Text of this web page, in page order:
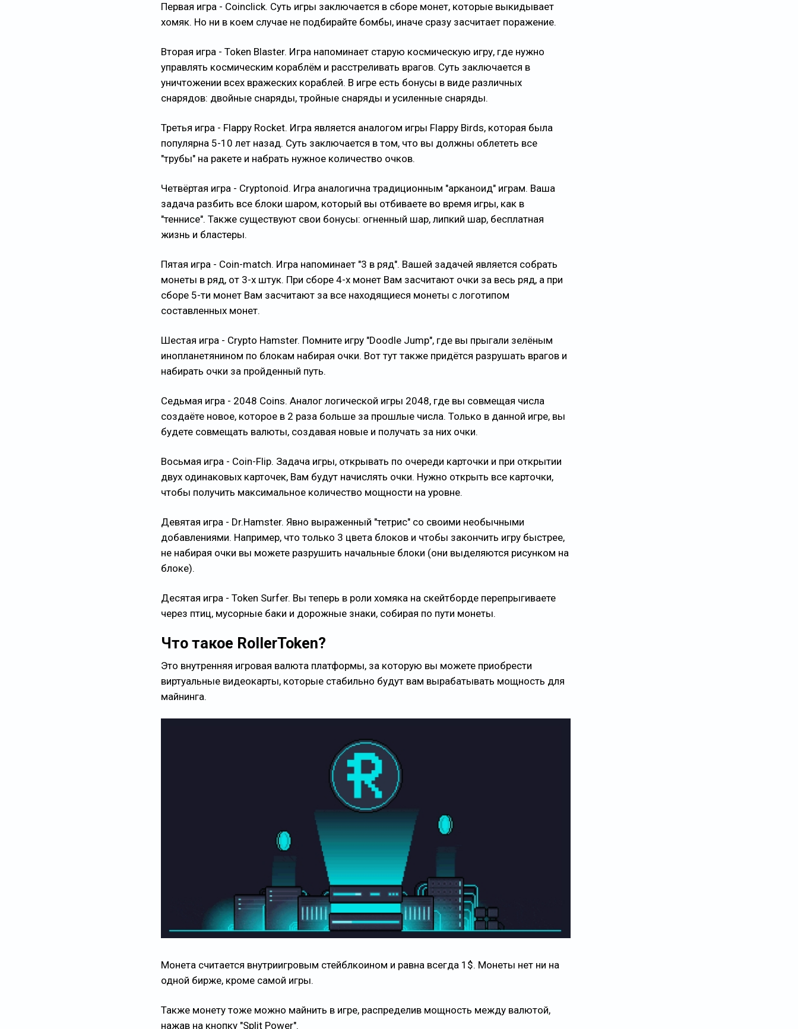
Первая игра - Coinclick. Суть игры заключается в сборе монет, которые выкидывает
хомяк. Но ни в коем случае не подбирайте бомбы, иначе сразу засчитает поражение.
Вторая игра - Token Blaster. Игра напоминает старую космическую игру, где нужно
управлять космическим кораблём и расстреливать врагов. Суть заключается в
уничтожении всех вражеских кораблей. В игре есть бонусы в виде различных
снарядов: двойные снаряды, тройные снаряды и усиленные снаряды.
Третья игра - Flappy Rocket. Игра является аналогом игры Flappy Birds, которая была
популярна 5-10 лет назад. Суть заключается в том, что вы должны облететь все
"трубы" на ракете и набрать нужное количество очков.
Четвёртая игра - Cryptonoid. Игра аналогична традиционным "арканоид" играм. Ваша
задача разбить все блоки шаром, который вы отбиваете во время игры, как в
"теннисе". Также существуют свои бонусы: огненный шар, липкий шар, бесплатная
жизнь и бластеры.
Пятая игра - Coin-match. Игра напоминает "3 в ряд". Вашей задачей является собрать
монеты в ряд, от 3-х штук. При сборе 4-х монет Вам засчитают очки за весь ряд, а при
сборе 5-ти монет Вам засчитают за все находящиеся монеты с логотипом
составленных монет.
Шестая игра - Crypto Hamster. Помните игру "Doodle Jump", где вы прыгали зелёным
инопланетянином по блокам набирая очки. Вот тут также придётся разрушать врагов и
набирать очки за пройденный путь.
Седьмая игра - 2048 Coins. Аналог логической игры 2048, где вы совмещая числа
создаёте новое, которое в 2 раза больше за прошлые числа. Только в данной игре, вы
будете совмещать валюты, создавая новые и получать за них очки.
Восьмая игра - Coin-Flip. Задача игры, открывать по очереди карточки и при открытии
двух одинаковых карточек, Вам будут начислять очки. Нужно открыть все карточки,
чтобы получить максимальное количество мощности на уровне.
Девятая игра - Dr.Hamster. Явно выраженный "тетрис" со своими необычными
добавлениями. Например, что только 3 цвета блоков и чтобы закончить игру быстрее,
не набирая очки вы можете разрушить начальные блоки (они выделяются рисунком на
блоке).
Десятая игра - Token Surfer. Вы теперь в роли хомяка на скейтборде перепрыгиваете
через птиц, мусорные баки и дорожные знаки, собирая по пути монеты.
Что такое RollerToken?
Это внутренняя игровая валюта платформы, за которую вы можете приобрести
виртуальные видеокарты, которые стабильно будут вам вырабатывать мощность для
майнинга.
Монета считается внутриигровым стейблкоином и равна всегда 1$. Монеты нет ни на
одной бирже, кроме самой игры.
Также монету тоже можно майнить в игре, распределив мощность между валютой,
нажав на кнопку "Split Power".